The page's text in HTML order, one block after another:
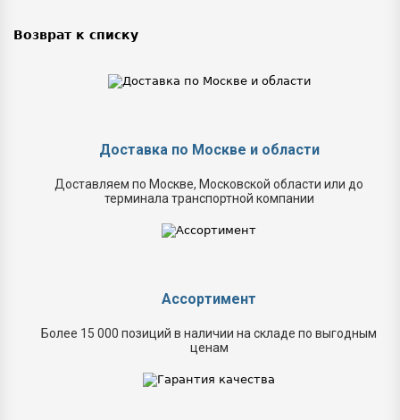
Возврат к списку
Доставка по Москве и области
Доставляем по Москве, Московской области или до
терминала транспортной компании
Ассортимент
Более 15 000 позиций в наличии на складе по выгодным
ценам